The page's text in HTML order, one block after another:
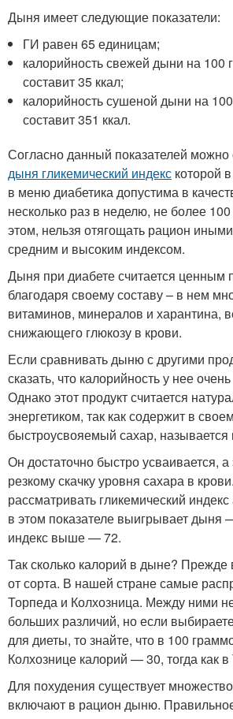
Дыня имеет следующие показатели:
ГИ равен 65 единицам;
калорийность свежей дыни на 100
составит 35 ккал;
калорийность сушеной дыни на
составит 351 ккал.
Согласно данный показателей можно
дыня гликемический индекс которой
в меню диабетика допустима в
несколько раз в неделю, не более
этом, нельзя отягощать рацион
средним и высоким индексом.
Дыня при диабете считается ценным
благодаря своему составу – в нем
витаминов, минералов и харантина,
снижающего глюкозу в крови.
Если сравнивать дыню с другими
сказать, что калорийность у нее
Однако этот продукт считается
энергетиком, так как содержит в
быстроусвояемый сахар, называется
Он достаточно быстро усваивается, а
резкому скачку уровня сахара в
рассматривать гликемический
в этом показателе выигрывает дыня
индекс выше — 72.
Так сколько калорий в дыне? Прежде
от сорта. В нашей стране самые
Торпеда и Колхозница. Между ними
больших различий, но если
для диеты, то знайте, что в 100
Колхознице калорий — 30, тогда как
Для похудения существует
включают в рацион дыню.